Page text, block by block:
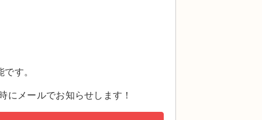
す。
にメールでお知らせします！